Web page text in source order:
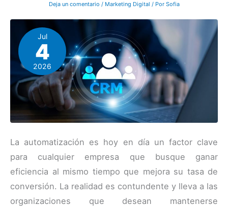
Deja un comentario / Marketing Digital / Por Sofia
Jul
4
2026
La automatización es hoy en día un factor clave
para cualquier empresa que busque ganar
eficiencia al mismo tiempo que mejora su tasa de
conversión. La realidad es contundente y lleva a las
organizaciones que desean mantenerse